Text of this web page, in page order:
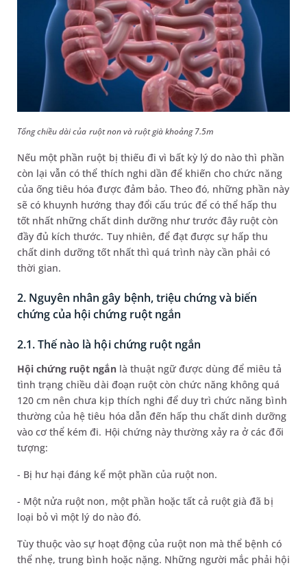
Tổng chiều dài của ruột non và ruột già khoảng 7.5m
Nếu một phần ruột bị thiếu đi vì bất kỳ lý do nào thì phần
còn lại vẫn có thể thích nghi dần để khiến cho chức năng
của ống tiêu hóa được đảm bảo. Theo đó, những phần này
sẽ có khuynh hướng thay đổi cấu trúc để có thể hấp thu
tốt nhất những chất dinh dưỡng như trước đây ruột còn
đầy đủ kích thước. Tuy nhiên, để đạt được sự hấp thu
chất dinh dưỡng tốt nhất thì quá trình này cần phải có
thời gian.
2. Nguyên nhân gây bệnh, triệu chứng và biến
chứng của hội chứng ruột ngắn
2.1. Thế nào là hội chứng ruột ngắn
Hội chứng ruột ngắnlà thuật ngữ được dùng để miêu tả
tình trạng chiều dài đoạn ruột còn chức năng không quá
120 cm nên chưa kịp thích nghi để duy trì chức năng bình
thường của hệ tiêu hóa dẫn đến hấp thu chất dinh dưỡng
vào cơ thể kém đi. Hội chứng này thường xảy ra ở các đối
tượng:
- Bị hư hại đáng kể một phần của ruột non.
- Một nửa ruột non, một phần hoặc tất cả ruột già đã bị
loại bỏ vì một lý do nào đó.
Tùy thuộc vào sự hoạt động của ruột non mà thể bệnh có
thể nhẹ, trung bình hoặc nặng. Những người mắc phải hội